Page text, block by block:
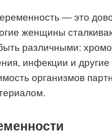
— это
женщины
различными:
инфекции и
организмов